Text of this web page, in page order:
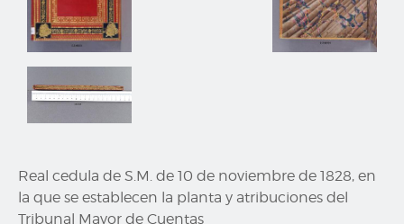
Real cedula de S.M. de 10 de noviembre de 1828, en
la que se establecen la planta y atribuciones del
Tribunal Mayor de Cuentas